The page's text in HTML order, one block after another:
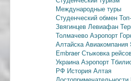
Международные туры
Студенческий обмен
Звягинцев Левиафан
Толмачево Аэропорт
Алтайска Авиакомпания
EmbraerСтыковка
Украина Аэропорт
РФ История Алтая
Достопримечательности